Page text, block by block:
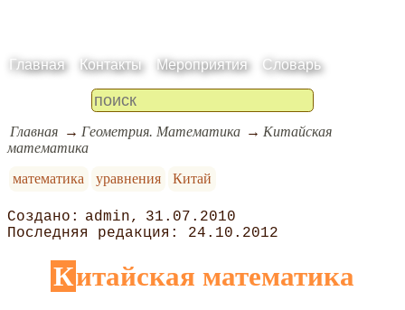
Главная Контакты Мероприятия Словарь
Главная Геометрия. Математика
Китайская
математика
математика
уравнения Китай
admin
31.07.2010
24.10.2012
Китайская математика